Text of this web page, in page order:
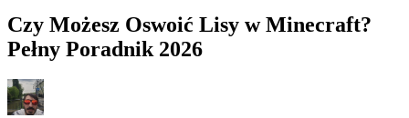
Czy Możesz Oswoić Lisy w Minecraft?
Pełny Poradnik 2026